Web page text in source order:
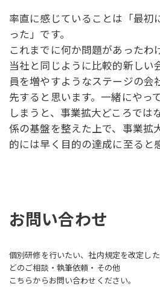
率直に感じていることは「最初
った」です。
これまでに何か問題があったわ
当社と同じように比較的新しい
員を増やすようなステージの会
先すると思います。一緒にやっ
しまうと、事業拡大どころでは
係の基盤を整えた上で、事業拡
的には早く目的の達成に至ると
お問い合わせ
個別研修を行いたい、社内規定を改定し
どのご相談・執筆依頼・その他
こちらからお問い合わせください。